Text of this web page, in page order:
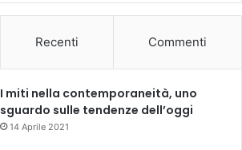
Recenti Commenti
I miti nella contemporaneità, uno
sguardo sulle tendenze dell’oggi
14 Aprile 2021